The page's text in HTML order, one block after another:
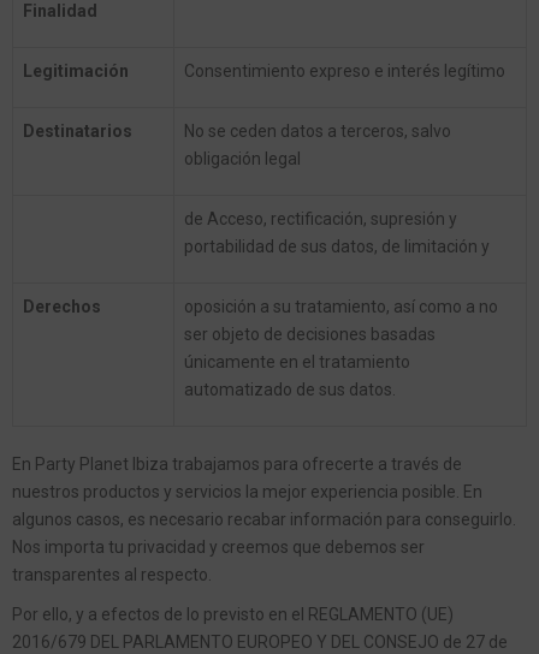
Finalidad
Legitimación Consentimiento expreso e interés legítimo
Destinatarios
No se ceden datos a terceros, salvo
obligación legal
de Acceso, rectificación, supresión y
portabilidad de sus datos, de limitación y
Derechos
oposición a su tratamiento, así como a no
ser objeto de decisiones basadas
únicamente en el tratamiento
automatizado de sus datos.
En Party Planet Ibiza trabajamos para ofrecerte a través de
nuestros productos y servicios la mejor experiencia posible. En
algunos casos, es necesario recabar información para conseguirlo.
Nos importa tu privacidad y creemos que debemos ser
transparentes al respecto.
Por ello, y a efectos de lo previsto en el REGLAMENTO (UE)
2016/679 DEL PARLAMENTO EUROPEO Y DEL CONSEJO de 27 de